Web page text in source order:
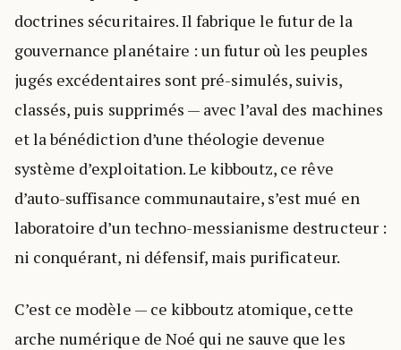
doctrines sécuritaires. Il fabrique le futur de la
gouvernance planétaire : un futur où les peuples
jugés excédentaires sont pré-simulés, suivis,
classés, puis supprimés — avec l’aval des machines
et la bénédiction d’une théologie devenue
système d’exploitation. Le kibboutz, ce rêve
d’auto-suffisance communautaire, s’est mué en
laboratoire d’un techno-messianisme destructeur :
ni conquérant, ni défensif, mais purificateur.
C’est ce modèle — ce kibboutz atomique, cette
arche numérique de Noé qui ne sauve que les